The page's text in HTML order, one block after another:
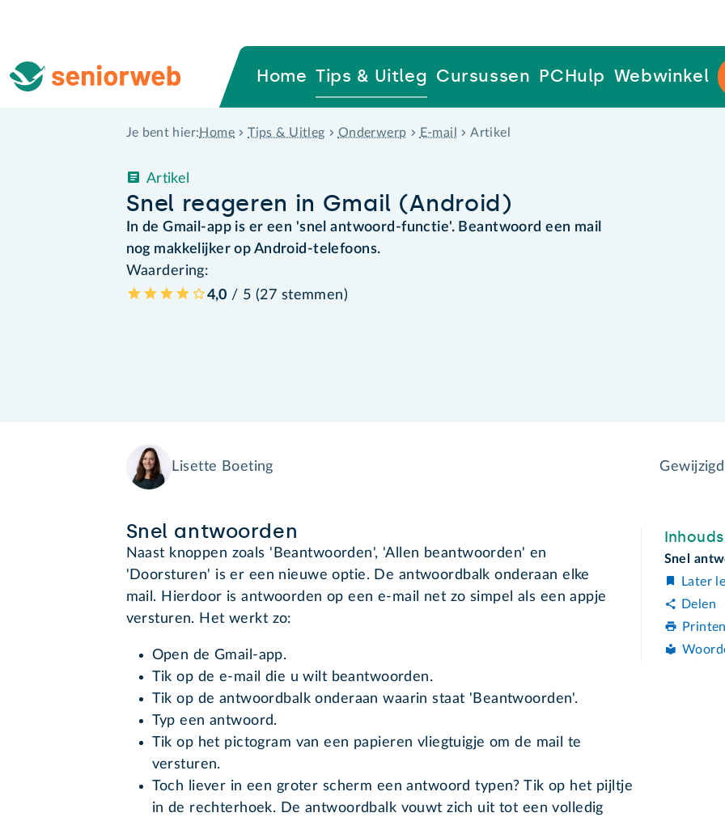
Home Tips & Uitleg Cursussen PCHulp Webwinkel
Je bent hier: Home Tips & Uitleg Onderwerp E-mail Artikel
Snel reageren in Gmail (Android)
Artikel
In de Gmail-app is er een 'snel antwoord-functie'. Beantwoord een mail
nog makkelijker op Android-telefoons.
Waardering:
4,0 / 5 (27 stemmen)
Lisette Boeting
Snel antwoorden
Naast knoppen zoals 'Beantwoorden', 'Allen beantwoorden' en
'Doorsturen' is er een nieuwe optie. De antwoordbalk onderaan elke
mail. Hierdoor is antwoorden op een e-mail net zo simpel als een appje
versturen. Het werkt zo:
Open de Gmail-app.
Tik op de e-mail die u wilt beantwoorden.
Tik op de antwoordbalk onderaan waarin staat 'Beantwoorden'.
Typ een antwoord.
Tik op het pictogram van een papieren vliegtuigje om de mail te
versturen.
Toch liever in een groter scherm een antwoord typen? Tik op het pijltje
in de rechterhoek. De antwoordbalk vouwt zich uit tot een volledig
Snel
Later
Delen